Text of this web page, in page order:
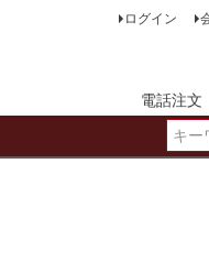
ログイン
電話注文